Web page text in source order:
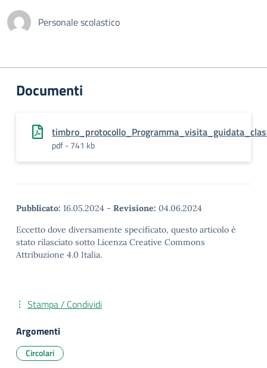
Personale scolastico
Documenti
pdf - 741 kb
Pubblicato: 16.05.2024 - Revisione: 04.06.2024
Eccetto dove diversamente specificato, questo articolo è
stato rilasciato sotto Licenza Creative Commons
Attribuzione 4.0 Italia.
Stampa / Condividi
Argomenti
Circolari